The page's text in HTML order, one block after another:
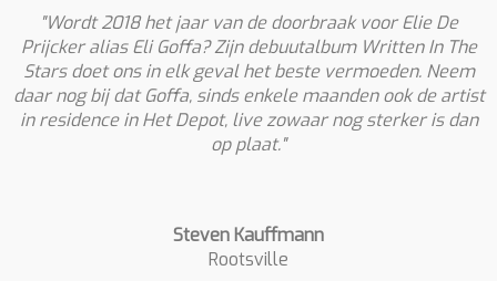
"Wordt 2018 het jaar van de doorbraak voor Elie De
Prijcker alias Eli Goffa? Zijn debuutalbum Written In The
Stars doet ons in elk geval het beste vermoeden. Neem
daar nog bij dat Goffa, sinds enkele maanden ook de artist
in residence in Het Depot, live zowaar nog sterker is dan
op plaat."
Steven Kauffmann
Rootsville